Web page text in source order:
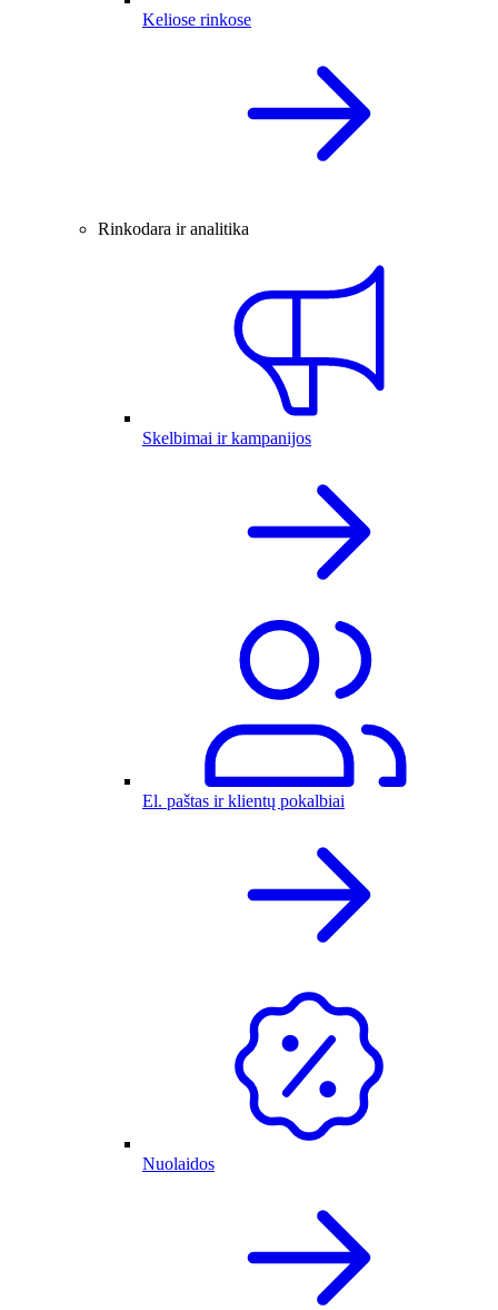
Keliose rinkose
Rinkodara ir analitika
Skelbimai ir kampanijos
El. paštas ir klientų pokalbiai
Nuolaidos